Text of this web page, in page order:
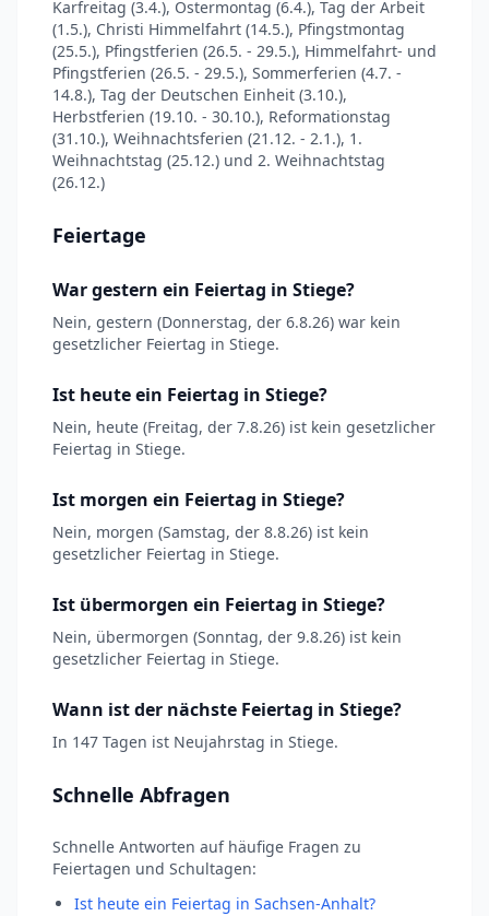
Karfreitag (3.4.), Ostermontag (6.4.), Tag der Arbeit
(1.5.), Christi Himmelfahrt (14.5.), Pfingstmontag
(25.5.), Pfingstferien (26.5. - 29.5.), Himmelfahrt- und
Pfingstferien (26.5. - 29.5.), Sommerferien (4.7. -
14.8.), Tag der Deutschen Einheit (3.10.),
Herbstferien (19.10. - 30.10.), Reformationstag
(31.10.), Weihnachtsferien (21.12. - 2.1.), 1.
Weihnachtstag (25.12.) und 2. Weihnachtstag
(26.12.)
Feiertage
War gestern ein Feiertag in Stiege?
Nein, gestern (Donnerstag, der 6.8.26) war kein
gesetzlicher Feiertag in Stiege.
Ist heute ein Feiertag in Stiege?
Nein, heute (Freitag, der 7.8.26) ist kein gesetzlicher
Feiertag in Stiege.
Ist morgen ein Feiertag in Stiege?
Nein, morgen (Samstag, der 8.8.26) ist kein
gesetzlicher Feiertag in Stiege.
Ist übermorgen ein Feiertag in Stiege?
Nein, übermorgen (Sonntag, der 9.8.26) ist kein
gesetzlicher Feiertag in Stiege.
Wann ist der nächste Feiertag in Stiege?
In 147 Tagen ist Neujahrstag in Stiege.
Schnelle Abfragen
Schnelle Antworten auf häufige Fragen zu
Feiertagen und Schultagen:
Ist heute ein Feiertag in Sachsen-Anhalt?